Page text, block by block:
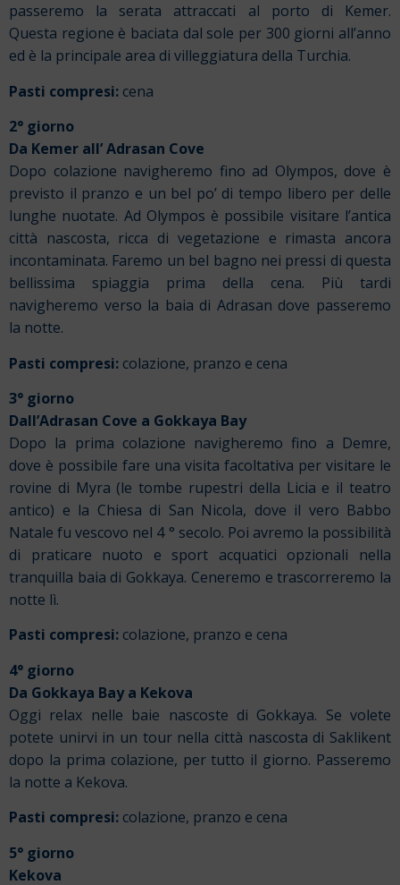
passeremo la serata attraccati al porto di Kemer.
Questa regione è baciata dal sole per 300 giorni all’anno
ed è la principale area di villeggiatura della Turchia.
Pasti compresi: cena
2° giorno
Da Kemer all’ Adrasan Cove
Dopo colazione navigheremo fino ad Olympos, dove è
previsto il pranzo e un bel po’ di tempo libero per delle
lunghe nuotate. Ad Olympos è possibile visitare l’antica
città nascosta, ricca di vegetazione e rimasta ancora
incontaminata. Faremo un bel bagno nei pressi di questa
bellissima spiaggia prima della cena. Più tardi
navigheremo verso la baia di Adrasan dove passeremo
la notte.
Pasti compresi: colazione, pranzo e cena
3° giorno
Dall’Adrasan Cove a Gokkaya Bay
Dopo la prima colazione navigheremo fino a Demre,
dove è possibile fare una visita facoltativa per visitare le
rovine di Myra (le tombe rupestri della Licia e il teatro
antico) e la Chiesa di San Nicola, dove il vero Babbo
Natale fu vescovo nel 4 ° secolo. Poi avremo la possibilità
di praticare nuoto e sport acquatici opzionali nella
tranquilla baia di Gokkaya. Ceneremo e trascorreremo la
notte lì.
Pasti compresi: colazione, pranzo e cena
4° giorno
Da Gokkaya Bay a Kekova
Oggi relax nelle baie nascoste di Gokkaya. Se volete
potete unirvi in un tour nella città nascosta di Saklikent
dopo la prima colazione, per tutto il giorno. Passeremo
la notte a Kekova.
Pasti compresi: colazione, pranzo e cena
5° giorno
Kekova